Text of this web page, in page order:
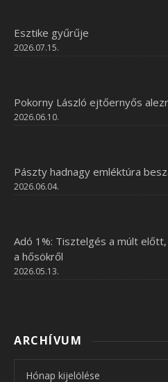
Esztike gyűrűje
2026.07.15.
Pokorny László ejtőernyős
2026.06.10.
Pászty hadnagy emléktúra
2026.06.04.
Adó 1%: Tisztelgés a múlt
a hősökről
2026.05.13.
ARCHÍVUM